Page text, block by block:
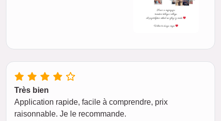
Très bien
Application rapide, facile à comprendre, prix
raisonnable. Je le recommande.